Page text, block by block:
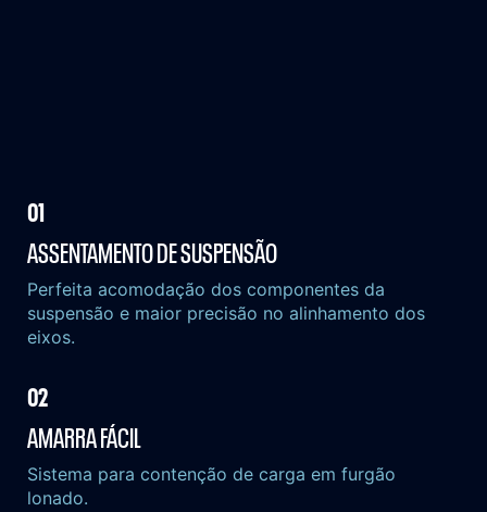
01
ASSENTAMENTO DE SUSPENSÃO
Perfeita acomodação dos componentes da
suspensão e maior precisão no alinhamento dos
eixos.
02
AMARRA FÁCIL
Sistema para contenção de carga em furgão
lonado.